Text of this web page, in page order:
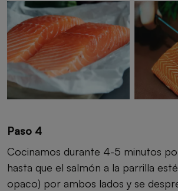
Paso 4
Cocinamos durante 4-5 minutos
hasta que el salmón a la parrilla
opaco) por ambos lados y se